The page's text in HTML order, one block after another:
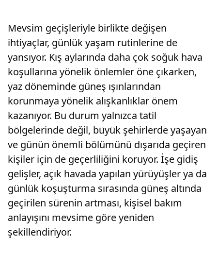
Mevsim geçişleriyle birlikte değişen
ihtiyaçlar, günlük yaşam rutinlerine de
yansıyor. Kış aylarında daha çok soğuk hava
koşullarına yönelik önlemler öne çıkarken,
yaz döneminde güneş ışınlarından
korunmaya yönelik alışkanlıklar önem
kazanıyor. Bu durum yalnızca tatil
bölgelerinde değil, büyük şehirlerde yaşayan
ve günün önemli bölümünü dışarıda geçiren
kişiler için de geçerliliğini koruyor. İşe gidiş
gelişler, açık havada yapılan yürüyüşler ya da
günlük koşuşturma sırasında güneş altında
geçirilen sürenin artması, kişisel bakım
anlayışını mevsime göre yeniden
şekillendiriyor.